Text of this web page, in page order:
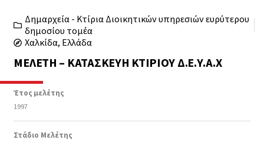
Δημαρχεία - Κτίρια Διοικητικών υπηρεσιών ευρύτερου
δημοσίου τομέα
Χαλκίδα, Ελλάδα
ΜΕΛΈΤΗ – ΚΑΤΑΣΚΕΥΉ ΚΤΙΡΊΟΥ Δ.Ε.Υ.Α.Χ
Έτος μελέτης
1997
Στάδιο Μελέτης